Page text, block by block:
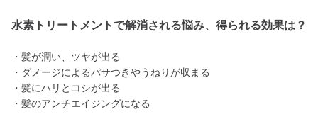
水素トリートメントで解消される悩み、得られる効果は？
・髪が潤い、ツヤが出る
・ダメージによるパサつきやうねりが収まる
・髪にハリとコシが出る
・髪のアンチエイジングになる